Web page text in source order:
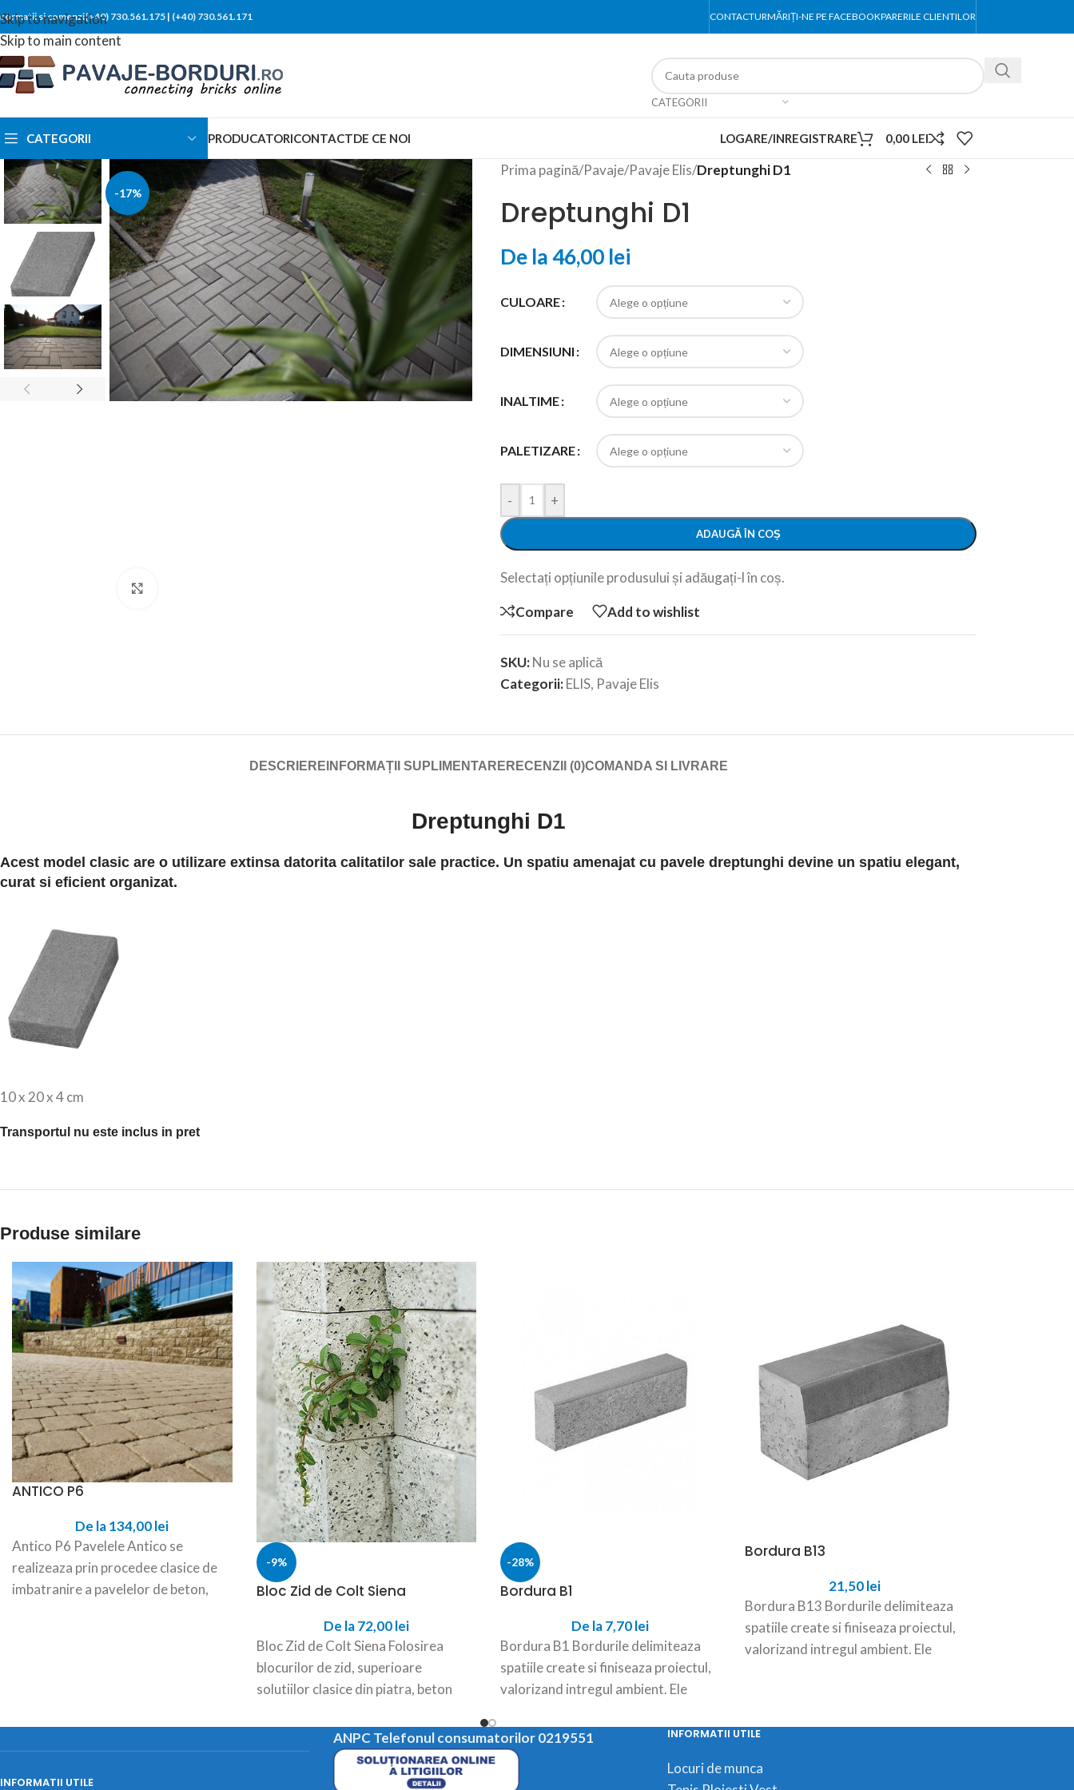
Skip to navigation
Skip to main content
si comenzi(+40) 730.561.175 | (+40) 730.561.171 CONTACTURMĂRIȚI-NE PE FACEBOOKPARERILE CLIENTILOR
CATEGORII
CATEGORII PRODUCATORICONTACTDE CE NOI LOGARE/INREGISTRARE 0,00 LEI
-17%
Prima pagină/Pavaje/Pavaje Elis/Dreptunghi D1
Dreptunghi D1
De la46,00 lei
CULOARE
DIMENSIUNI
INALTIME
PALETIZARE
- +
ADAUGĂ ÎN COȘ
Selectați opțiunile produsului și adăugați-l în coș.
Compare Add to wishlist
SKU:Nu se aplică
Categorii:ELIS, Pavaje Elis
DESCRIERE INFORMAȚII SUPLIMENTARE RECENZII (0)COMANDA SI LIVRARE
Dreptunghi D1
Acest model clasic are o utilizare extinsa datorita calitatilor sale practice. Un spatiu amenajat cu pavele dreptunghi devine un spatiu elegant,
curat si eficient organizat.
10 x 20 x 4 cm
Transportul nu este inclus in pret
Produse similare
ANTICO P6
De la134,00lei
Antico P6 Pavelele Antico se
realizeaza prin procedee clasice de
imbatranire a pavelelor de beton,
-9%
Bloc Zid de Colt Siena
De la 72,00lei
Bloc Zid de Colt Siena Folosirea
blocurilor de zid, superioare
solutiilor clasice din piatra, beton
scurt
-28%
Bordura B1
De la7,70lei
Bordura B1 Bordurile delimiteaza
spatiile create si finiseaza proiectul,
valorizand intregul ambient. Ele
aleilor, strazilor,
Bordura B13
21,50lei
Bordura B13 Bordurile delimiteaza
spatiile create si finiseaza proiectul,
valorizand intregul ambient. Ele
INFORMATII UTILE
ANPC Telefonul consumatorilor 0219551 INFORMATII UTILE
Locuri de munca